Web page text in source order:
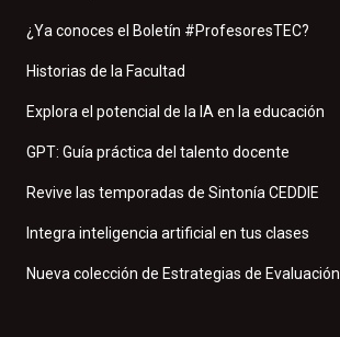
¿Ya conoces el Boletín #ProfesoresTEC?
Historias de la Facultad
Explora el potencial de la IA en la educación
GPT: Guía práctica del talento docente
Revive las temporadas de Sintonía CEDDIE
Integra inteligencia artificial en tus clases
Nueva colección de Estrategias de Evaluación